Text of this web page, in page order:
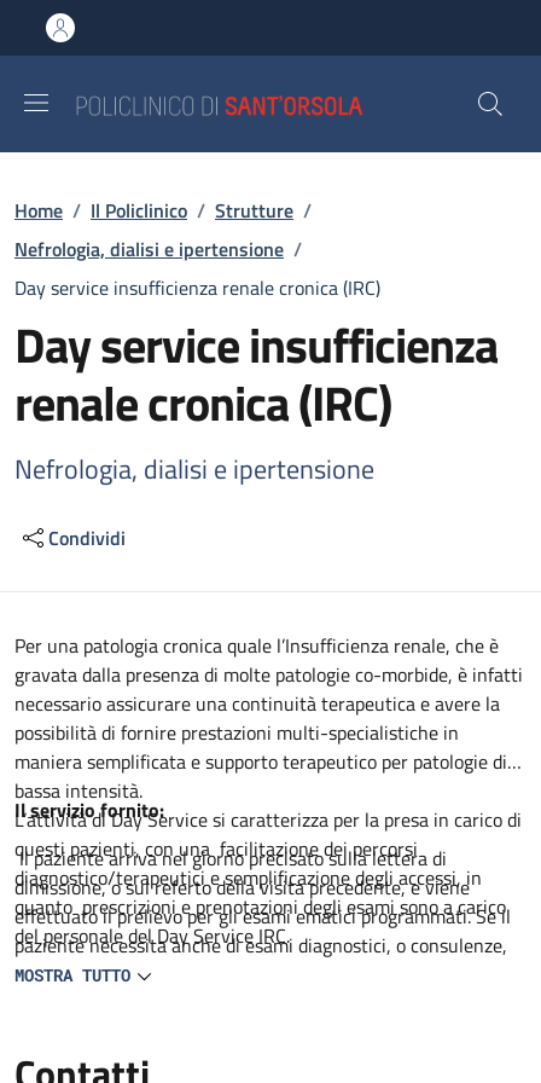
al contenuto principale
to footer content
Briciole di pane
Home / Il Policlinico / Strutture /
Nefrologia, dialisi e ipertensione /
Day service insufficienza renale cronica (IRC)
Day service insufficienza
renale cronica (IRC)
Nefrologia, dialisi e ipertensione
Condividi
Descrizione
Per una patologia cronica quale l’Insufficienza renale, che è
gravata dalla presenza di molte patologie co-morbide, è infatti
necessario assicurare una continuità terapeutica e avere la
possibilità di fornire prestazioni multi-specialistiche in
maniera semplificata e supporto terapeutico per patologie di
bassa intensità.
L’attività di Day Service si caratterizza per la presa in carico di
questi pazienti, con una facilitazione dei percorsi
diagnostico/terapeutici e semplificazione degli accessi, in
quanto prescrizioni e prenotazioni degli esami sono a carico
del personale del Day Service IRC.
Il servizio fornito:
Il paziente arriva nel giorno precisato sulla lettera di
dimissione, o sul referto della visita precedente, e viene
effettuato il prelievo per gli esami ematici programmati. Se il
paziente necessita anche di esami diagnostici, o consulenze,
erogati da altri Servizi o U.O, terminato il prelievo, viene
differito (alcuni giorni dopo), in un a data già comunicata al
MOSTRA TUTTO